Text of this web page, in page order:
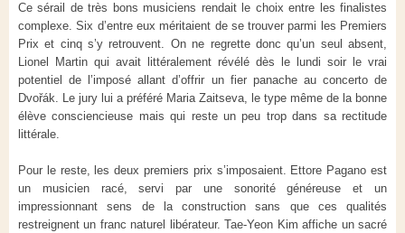
Ce sérail de très bons musiciens rendait le choix entre les finalistes
complexe. Six d’entre eux méritaient de se trouver parmi les Premiers
Prix et cinq s’y retrouvent. On ne regrette donc qu’un seul absent,
Lionel Martin qui avait littéralement révélé dès le lundi soir le vrai
potentiel de l’imposé allant d’offrir un fier panache au concerto de
Dvořák. Le jury lui a préféré Maria Zaitseva, le type même de la bonne
élève consciencieuse mais qui reste un peu trop dans sa rectitude
littérale.
Pour le reste, les deux premiers prix s’imposaient. Ettore Pagano est
un musicien racé, servi par une sonorité généreuse et un
impressionnant sens de la construction sans que ces qualités
restreignent un franc naturel libérateur. Tae-Yeon Kim affiche un sacré